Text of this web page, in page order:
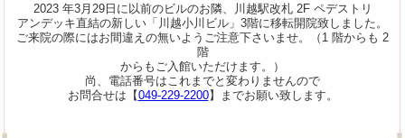
2023 年3月29日に以前のビルのお隣、川越駅改札 2F ペデストリ
アンデッキ直結の新しい「川越小川ビル」3階に移転開院致しました。
ご来院の際にはお間違えの無いようご注意下さいませ。（1 階からも 2
階
からもご入館いただけます。）
尚、電話番号はこれまでと変わりませんので
お問合せは【049-229-2200】までお願い致します。